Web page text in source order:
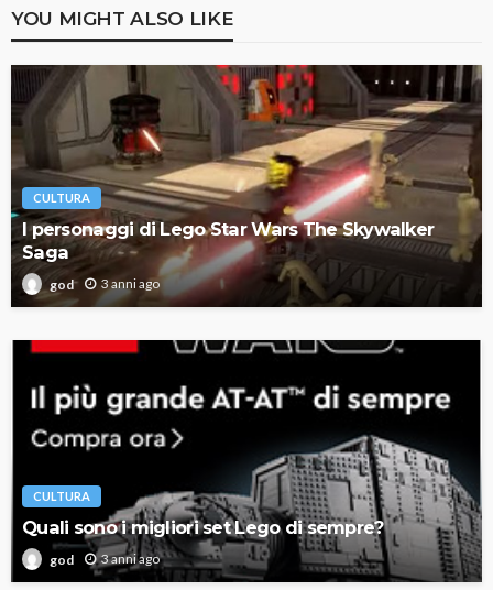
YOU MIGHT ALSO LIKE
CULTURA
I personaggi di Lego Star Wars The Skywalker
Saga
god 3 anni ago
CULTURA
Quali sono i migliori set Lego di sempre?
god 3 anni ago